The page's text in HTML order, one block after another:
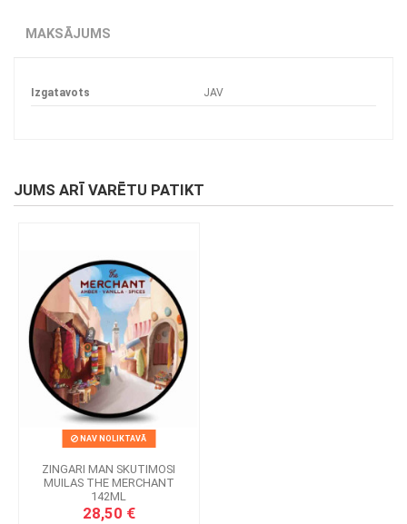
MAKSĀJUMS
Izgatavots JAV
JUMS ARĪ VARĒTU PATIKT
NAV NOLIKTAVĀ
ZINGARI MAN SKUTIMOSI
MUILAS THE MERCHANT
142ML
28,50 €